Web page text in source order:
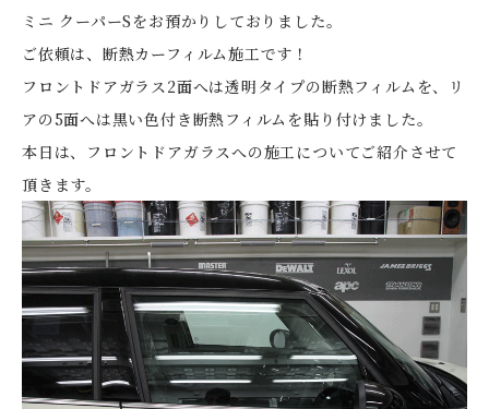
ミニ クーパーSをお預かりしておりました。
ご依頼は、断熱カーフィルム施工です！
フロントドアガラス2面へは透明タイプの断熱フィルムを、リ
アの5面へは黒い色付き断熱フィルムを貼り付けました。
本日は、フロントドアガラスへの施工についてご紹介させて
頂きます。